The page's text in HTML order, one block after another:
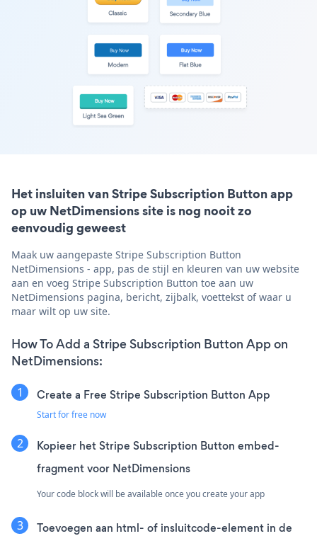
Het insluiten van Stripe Subscription Button app
op uw NetDimensions site is nog nooit zo
eenvoudig geweest
Maak uw aangepaste Stripe Subscription Button
NetDimensions - app, pas de stijl en kleuren van uw website
aan en voeg Stripe Subscription Button toe aan uw
NetDimensions pagina, bericht, zijbalk, voettekst of waar u
maar wilt op uw site.
How To Add a Stripe Subscription Button App on
NetDimensions:
Create a Free Stripe Subscription Button App
Start for free now
Kopieer het Stripe Subscription Button embed-
fragment voor NetDimensions
Your code block will be available once you create your app
Toevoegen aan html- of insluitcode-element in de